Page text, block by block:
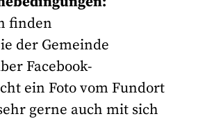
finden
der Gemeinde
Facebook-
ein Foto vom Fundort
gerne auch mit sich